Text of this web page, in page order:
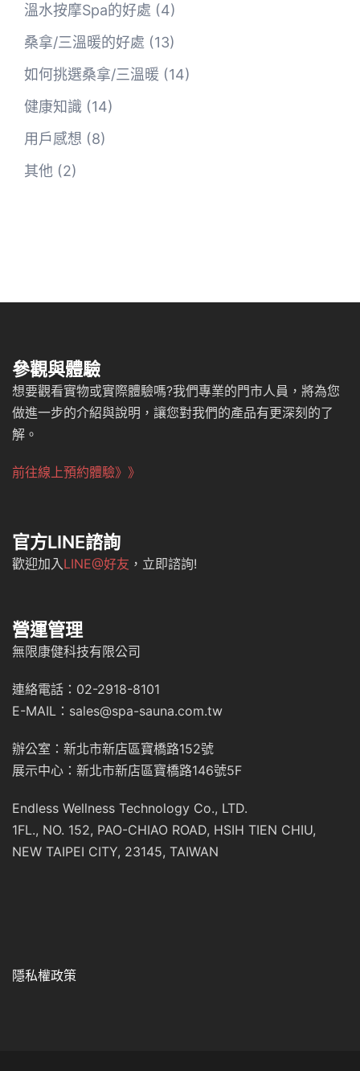
溫水按摩Spa的好處 (4)
桑拿/三溫暖的好處 (13)
如何挑選桑拿/三溫暖 (14)
健康知識 (14)
用戶感想 (8)
其他 (2)
參觀與體驗
想要觀看實物或實際體驗嗎?我們專業的門市人員，將為您
做進一步的介紹與說明，讓您對我們的產品有更深刻的了
解。
前往線上預約體驗》》
官方LINE諮詢
歡迎加入 LINE@好友 ，立即諮詢!
營運管理
無限康健科技有限公司
連絡電話：02-2918-8101
E-MAIL：sales@spa-sauna.com.tw
辦公室：新北市新店區寶橋路152號
展示中心：新北市新店區寶橋路146號5F
Endless Wellness Technology Co., LTD.
1FL., NO. 152, PAO-CHIAO ROAD, HSIH TIEN CHIU,
NEW TAIPEI CITY, 23145, TAIWAN
隱私權政策